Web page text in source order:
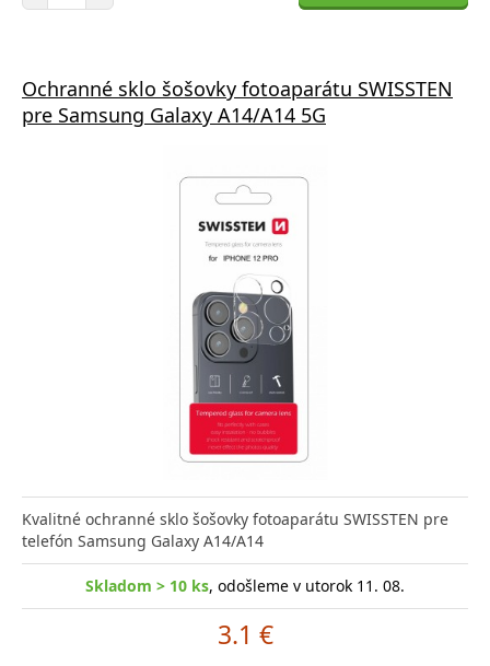
Ochranné sklo šošovky fotoaparátu SWISSTEN
pre Samsung Galaxy A14/A14 5G
Kvalitné ochranné sklo šošovky fotoaparátu SWISSTEN pre
telefón Samsung Galaxy A14/A14
Skladom > 10 ks, odošleme v utorok 11. 08.
3.1 €